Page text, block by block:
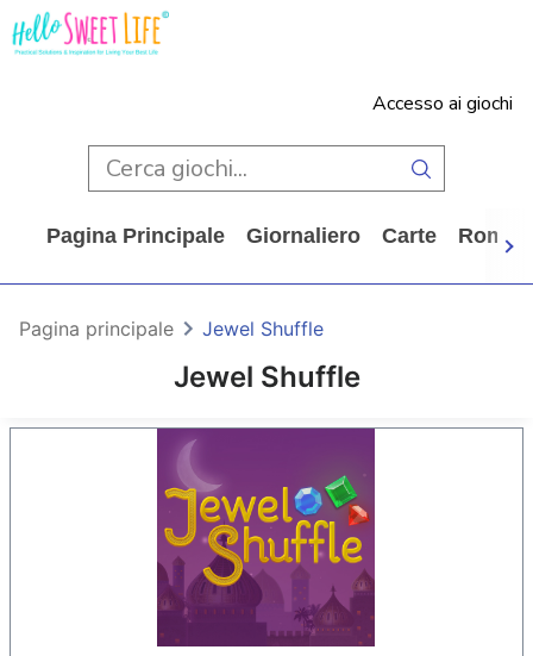
Accesso ai giochi
Pagina Principale Giornaliero Carte
Jewel Shuffle
Pagina principale Jewel Shuffle